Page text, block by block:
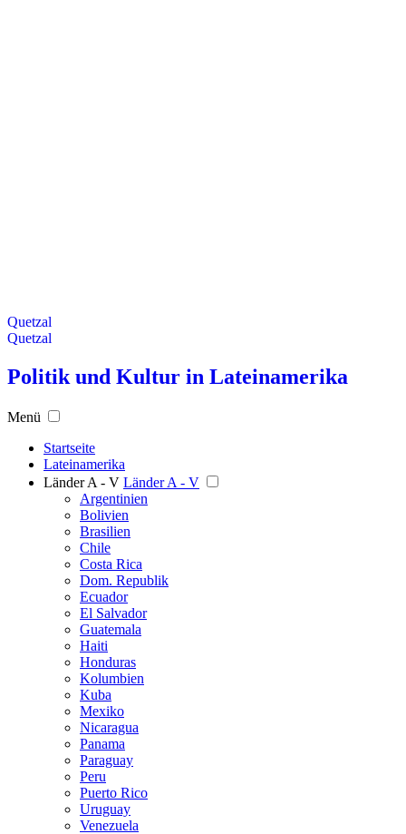
Quetzal
Quetzal
Politik und Kultur in Lateinamerika
Menü
Startseite
Lateinamerika
Länder A - V Länder A - V
Argentinien
Bolivien
Brasilien
Chile
Costa Rica
Dom. Republik
Ecuador
El Salvador
Guatemala
Haiti
Honduras
Kolumbien
Kuba
Mexiko
Nicaragua
Panama
Paraguay
Peru
Puerto Rico
Uruguay
Venezuela